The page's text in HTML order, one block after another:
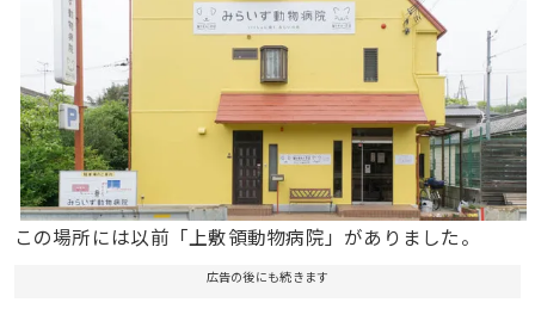
この場所には以前「上敷領動物病院」がありました。
広告の後にも続きます